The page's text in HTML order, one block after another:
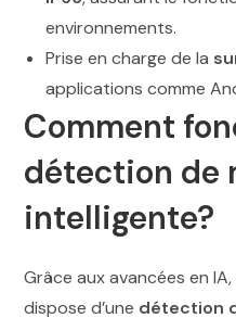
environnements.
Prise en charge de la
applications comme
Comment
détection de
intelligente?
Grâce aux avancées en
dispose d’une détection